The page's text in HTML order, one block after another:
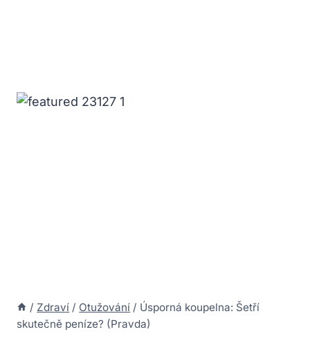
/ Zdraví / Otužování / Úsporná koupelna: Šetří
skutečně peníze? (Pravda)